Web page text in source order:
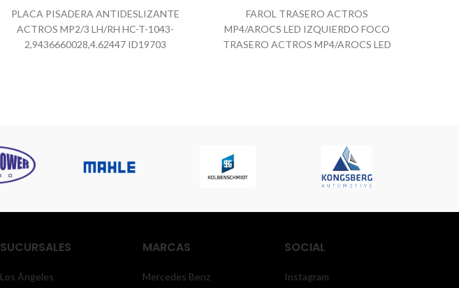
PLACA PISADERA ANTIDESLIZANTE
ACTROS MP2/3 LH/RH HC-T-1043-
2,9436660028,4.62447 ID19703
FAROL TRASERO ACTROS
MP4/AROCS LED IZQUIERDO FOCO
TRASERO ACTROS MP4/AROCS LED
SUCURSALES
Los Ángeles
MARCAS
Mercedes Benz
SOCIAL
Instagram